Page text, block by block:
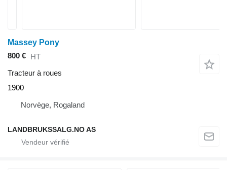
Massey Pony
800 € HT
Tracteur à roues
1900
Norvège, Rogaland
LANDBRUKSSALG.NO AS